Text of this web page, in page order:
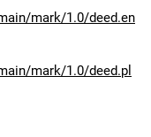
mark/1.0/deed.en
mark/1.0/deed.pl